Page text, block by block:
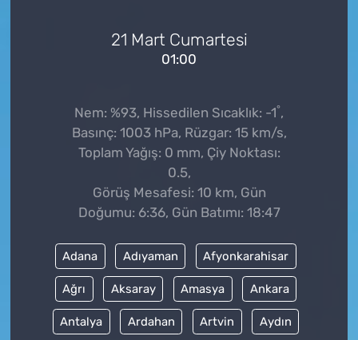
21 Mart Cumartesi
01:00
Nem: %93, Hissedilen Sıcaklık: -1°,
Basınç: 1003 hPa, Rüzgar: 15 km/s,
Toplam Yağış: 0 mm, Çiy Noktası:
0.5,
Görüş Mesafesi: 10 km, Gün
Doğumu: 6:36, Gün Batımı: 18:47
Adana Adıyaman Afyonkarahisar
Ağrı Aksaray Amasya Ankara
Antalya Ardahan Artvin Aydın